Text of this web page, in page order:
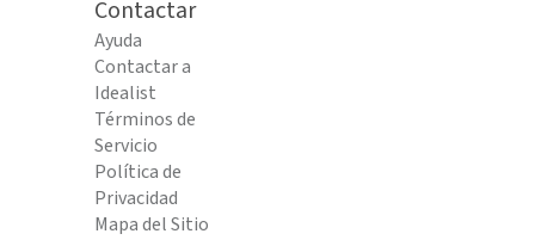
Contactar
Ayuda
Contactar a
Idealist
Términos de
Servicio
Política de
Privacidad
Mapa del Sitio